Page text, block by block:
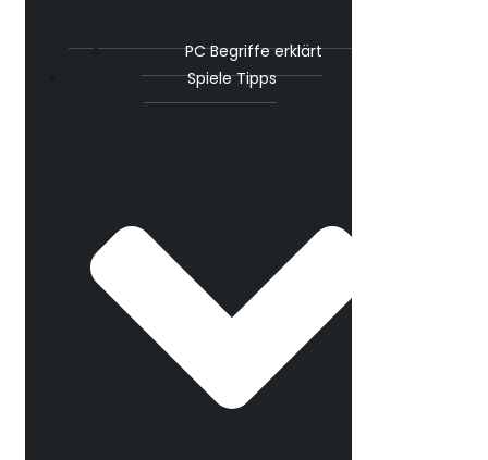
PC Begriffe erklärt
Spiele Tipps